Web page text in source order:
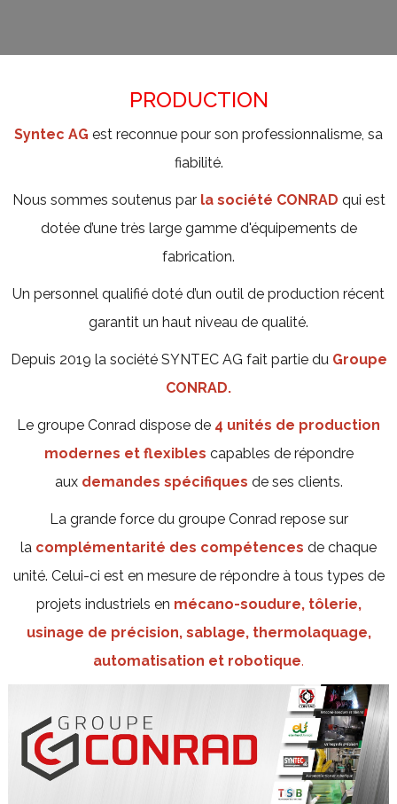
PRODUCTION
Syntec AG est reconnue pour son professionnalisme, sa
fiabilité.
Nous sommes soutenus par la société CONRAD qui est
dotée d’une très large gamme d'équipements de
fabrication.
Un personnel qualifié doté d’un outil de production récent
garantit un haut niveau de qualité.
Depuis 2019 la société SYNTEC AG fait partie du Groupe
CONRAD.
Le groupe Conrad dispose de 4 unités de production
modernes et flexibles capables de répondre
aux demandes spécifiques de ses clients.
La grande force du groupe Conrad repose sur
la complémentarité des compétences de chaque
unité. Celui-ci est en mesure de répondre à tous types de
projets industriels en mécano-soudure, tôlerie,
usinage de précision, sablage, thermolaquage,
automatisation et robotique.